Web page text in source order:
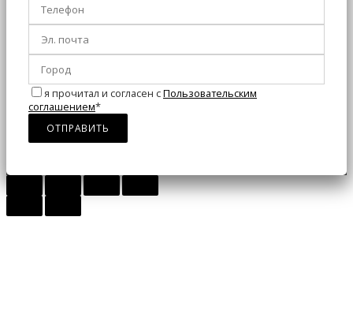
я прочитал и согласен сПользовательским
соглашением*